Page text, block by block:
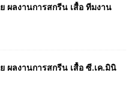
ผลงานการสกรีน เสื้อ ทีมงาน
ผลงานการสกรีน เสื้อ ซี.เค.มินิ